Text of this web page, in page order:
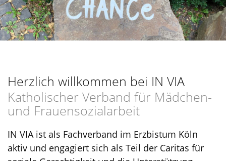
Herzlich willkommen bei IN VIA
Katholischer Verband für Mädchen-
und Frauensozialarbeit
IN VIA ist als Fachverband im Erzbistum Köln
aktiv und engagiert sich als Teil der Caritas für